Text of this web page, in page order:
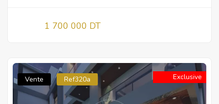
1 700 000 DT
Vente Ref320a Exclusive